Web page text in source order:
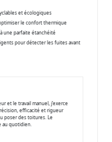
et écologiques
le confort thermique
une parfaite étanchéité
pour détecter les fuites avant
et le travail manuel, j’exerce
efficacité et rigueur
poser des toitures. Le
au quotidien.